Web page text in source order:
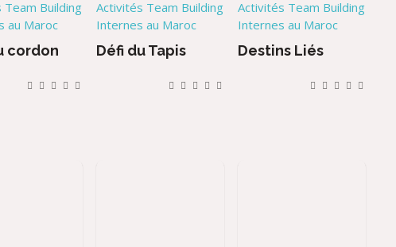
Team Building
au Maroc
cordon
Activités Team Building
Internes au Maroc
Défi du Tapis
Activités Team Building
Internes au Maroc
Destins Liés